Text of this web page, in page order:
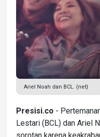
Ariel Noah dan BCL. (net)
Presisi.co -
Lestari (BCL) dan Ariel
sorotan karena